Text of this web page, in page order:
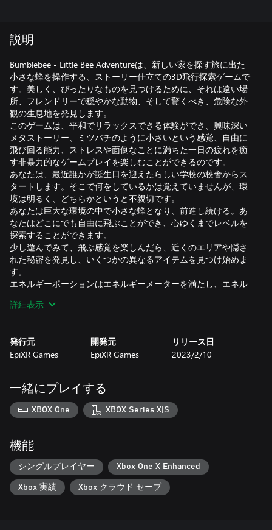
説明
Bumblebee - Little Bee Adventureは、新しい家を探す旅に出た
小さな蜂を操作する、ストーリー仕立ての3D飛行探索ゲームで
す。美しく、ぴったりなものを見つけるために、それは遠い場
所、フレンドリーで穏やかな動物、そして驚くべき、危険な外
観の生息地を発見します。
このゲームは、平和でリラックスできる体験ができ、興味深い
メタストーリー、ミツバチのように小さいという感覚、自由に
飛び回る能力、ストレスや面倒なことに満ちた一日の疲れを癒
す非暴力的なゲームプレイを楽しむことができるのです。
あなたは、最近誰かが誕生日を迎えたらしい学校の校舎からス
タートします。そこで何をしているかは覚えていませんが、環
境は明るく、どちらかというと不親切です。
あなたは巨大な環境の中で小さな蜂となり、前進し続ける。あ
なたはどこにでも自由に飛ぶことができ、心ゆくまでレベルを
探索することができます。
少し遊んでみて、飛ぶ感覚を楽しんだら、近くのエリアや隠さ
れた秘密を発見し、いくつかの異なるアイテムを見つけ始めま
す。
エネルギーポーションはエネルギーメーターを満たし、エネル
ギーがなくなるまで速く飛び続けることができます。
次に、レベル内のいたるところに黄金の花が隠されており、レ
最後に、次のエリアへの道を示してくれる、明るく輝く「知識
のかけら」があります。1つ集めると、次の欠片が目の前に現
一定数集めると、次のエリアへ行けるようになり、ストーリー
は続きます。各エリアは、ミツバチが経験できる世界の別の部
分であり、新しい住処を見つけるために少し先に進んだところ
です。 したがって、各レベルは、異なるカラーテーマ、一般的
各エリアの最初には短い休憩があり、そこで詩の一部が読まれ
ます。この詩は、ミツバチとその新しい家を見つける旅につい
て語り、この先にあるレベルについて少し説明しています。
詳細表示
発行元
EpiXR Games
開発元
EpiXR Games
リリース日
2023/2/10
一緒にプレイする
XBOX One XBOX Series X|S
機能
シングルプレイヤー Xbox One X Enhanced
Xbox 実績 Xbox クラウド セーブ